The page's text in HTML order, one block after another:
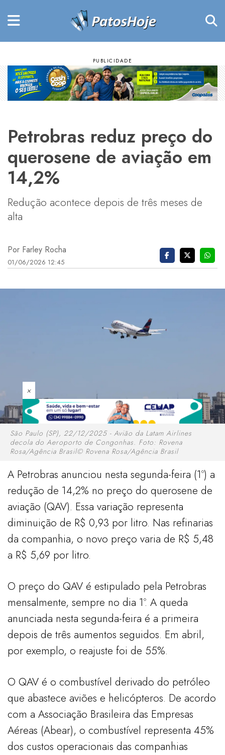
Petrobras reduz preço do
querosene de aviação em
14,2%
Redução acontece depois de três meses de
alta
Por Farley Rocha
01/06/2026 12:45
×
São Paulo (SP), 22/12/2025 - Avião da Latam Airlines
decola do Aeroporto de Congonhas. Foto: Rovena
Rosa/Agência Brasil© Rovena Rosa/Agência Brasil
A Petrobras anunciou nesta segunda-feira (1º) a
redução de 14,2% no preço do querosene de
aviação (QAV). Essa variação representa
diminuição de R$ 0,93 por litro. Nas refinarias
da companhia, o novo preço varia de R$ 5,48
a R$ 5,69 por litro.
O preço do QAV é estipulado pela Petrobras
mensalmente, sempre no dia 1º. A queda
anunciada nesta segunda-feira é a primeira
depois de três aumentos seguidos. Em abril,
por exemplo, o reajuste foi de 55%.
O QAV é o combustível derivado do petróleo
que abastece aviões e helicópteros. De acordo
com a Associação Brasileira das Empresas
Aéreas (Abear), o combustível representa 45%
dos custos operacionais das companhias